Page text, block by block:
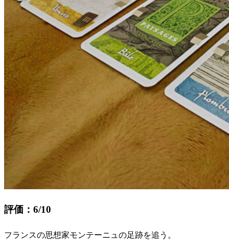
評価：6/10
フランスの思想家モンテーニュの足跡を追う。